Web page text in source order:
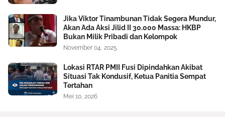
Jika Viktor Tinambunan Tidak Segera Mundur,
Akan Ada Aksi Jilid II 30.000 Massa: HKBP
Bukan Milik Pribadi dan Kelompok
November 04, 2025
Lokasi RTAR PMII Fusi Dipindahkan Akibat
Situasi Tak Kondusif, Ketua Panitia Sempat
Tertahan
Mei 10, 2026